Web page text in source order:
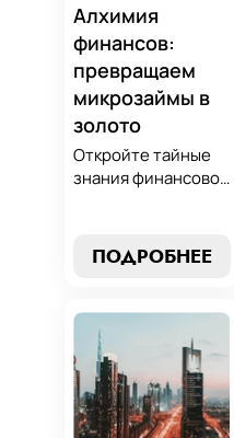
Алхимия
финансов:
превращаем
микрозаймы в
золото
Откройте тайные
знания финансовой
превращать
обязательства по
золотые
возможности.
Погрузитесь в мир
умного управления
долгами с нашим
практическим
ПОДРОБНЕЕ